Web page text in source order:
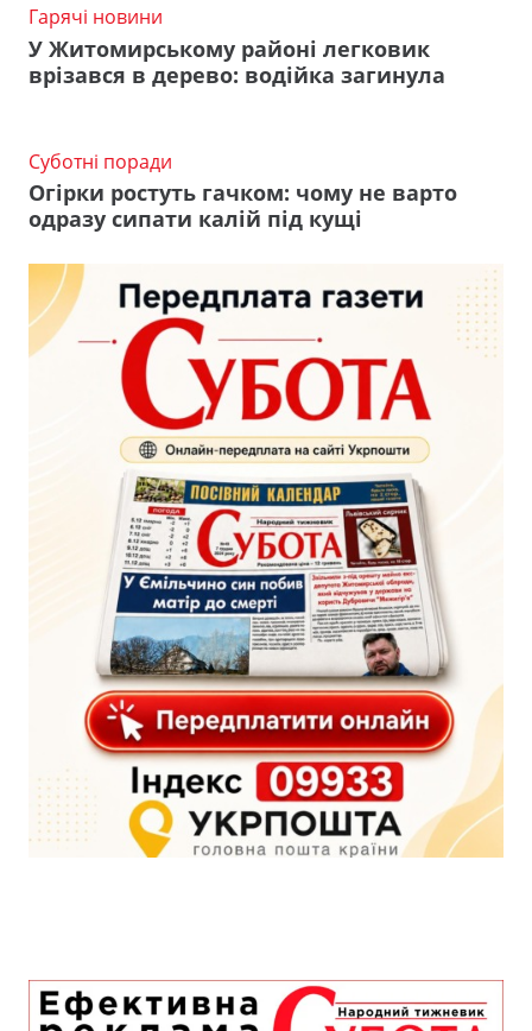
Гарячі новини
У Житомирському районі легковик
врізався в дерево: водійка загинула
Суботні поради
Огірки ростуть гачком: чому не варто
одразу сипати калій під кущі